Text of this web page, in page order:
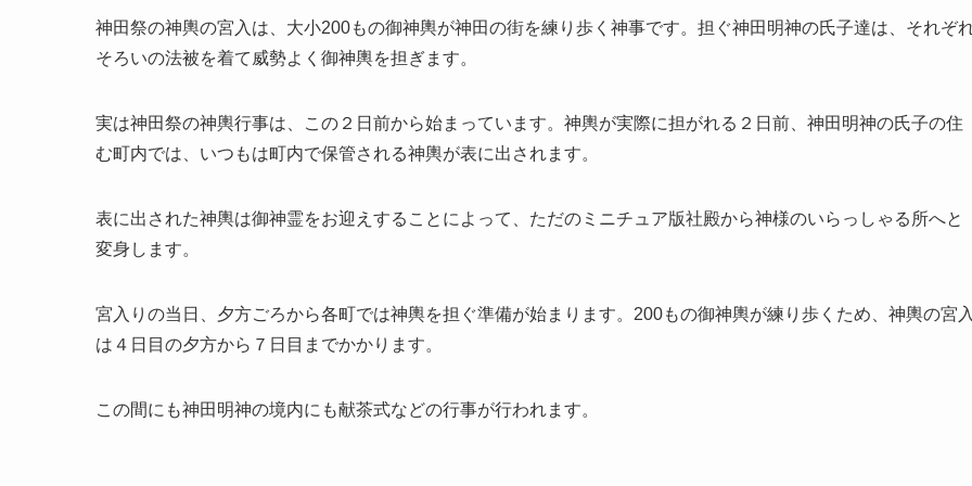
神田祭の神輿の宮入は、 大小200もの御神輿が神田の街を練り歩く神事です。担ぐ神田明神の氏子達は、それぞ
そろいの法被を着て威勢よく御神輿を担ぎます。
実は神田祭の神輿行事は、この２日前から始まっています。神輿が実際に担がれる２日前、神田明神の氏子の住
む町内では、いつもは町内で保管される神輿が表に出されます。
表に出された神輿は御神霊をお迎えすることによって、ただのミニチュア版社殿から神様のいらっしゃる所へと
変身します。
宮入りの当日、夕方ごろから各町では神輿を担ぐ準備が始まります。 200もの御神輿が練り歩く ため、神輿の宮
は４日目の夕方から７日目までかかります。
この間にも神田明神の境内にも献茶式などの行事が行われます。